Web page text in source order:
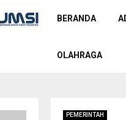
BERANDA
OLAHRAGA
PEMERINTAH